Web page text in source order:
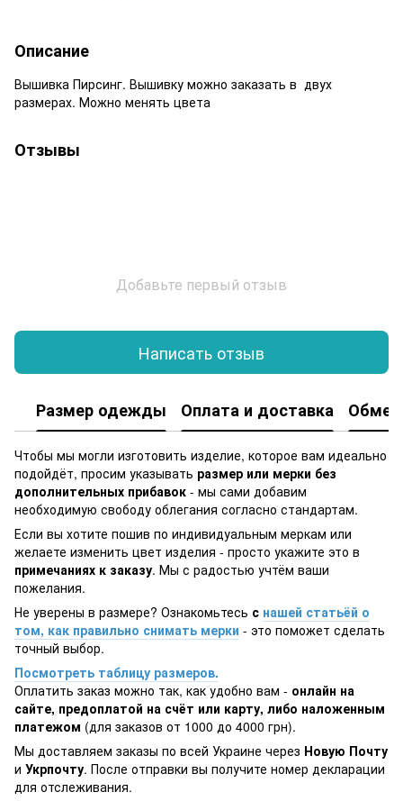
Описание
Вышивка Пирсинг. Вышивку можно заказать в двух
размерах. Можно менять цвета
Отзывы
Добавьте первый отзыв
Написать отзыв
Размер одежды Оплата и доставка Обмен
Чтобы мы могли изготовить изделие, которое вам идеально
подойдёт, просим указывать размер или мерки без
дополнительных прибавок - мы сами добавим
необходимую свободу облегания согласно стандартам.
Если вы хотите пошив по индивидуальным меркам или
желаете изменить цвет изделия - просто укажите это в
примечаниях к заказу. Мы с радостью учтём ваши
пожелания.
Не уверены в размере? Ознакомьтесь с нашей статьёй о
том, как правильно снимать мерки - это поможет сделать
точный выбор.
Посмотреть таблицу размеров.
Оплатить заказ можно так, как удобно вам - онлайн на
сайте, предоплатой на счёт или карту, либо наложенным
платежом (для заказов от 1000 до 4000 грн).
Мы доставляем заказы по всей Украине через Новую Почту
и Укрпочту. После отправки вы получите номер декларации
для отслеживания.